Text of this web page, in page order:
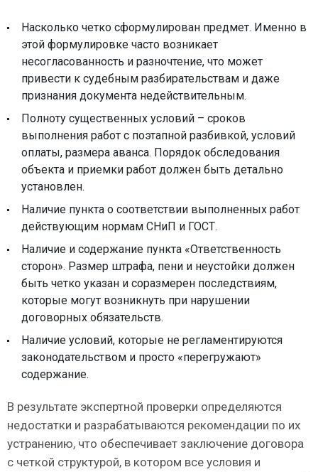
Насколько четко сформулирован предмет. Именно в
этой формулировке часто возникает
несогласованность и разночтение, что может
привести к судебным разбирательствам и даже
признания документа недействительным.
Полноту существенных условий – сроков
выполнения работ с поэтапной разбивкой, условий
оплаты, размера аванса. Порядок обследования
объекта и приемки работ должен быть детально
установлен.
Наличие пункта о соответствии выполненных работ
действующим нормам СНиП и ГОСТ.
Наличие и содержание пункта «Ответственность
сторон». Размер штрафа, пени и неустойки должен
быть четко указан и соразмерен последствиям,
которые могут возникнуть при нарушении
договорных обязательств.
Наличие условий, которые не регламентируются
законодательством и просто «перегружают»
содержание.
В результате экспертной проверки определяются
недостатки и разрабатываются рекомендации по их
устранению, что обеспечивает заключение договора
с четкой структурой, в котором все условия и